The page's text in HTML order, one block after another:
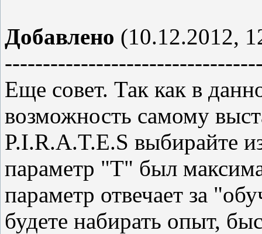
Добавлено (10.12.2012,
Еще совет. Так как в
возможность самому
P.I.R.A.T.E.S выбирайте
параметр "Т" был
параметр отвечает за
будете набирать опыт,